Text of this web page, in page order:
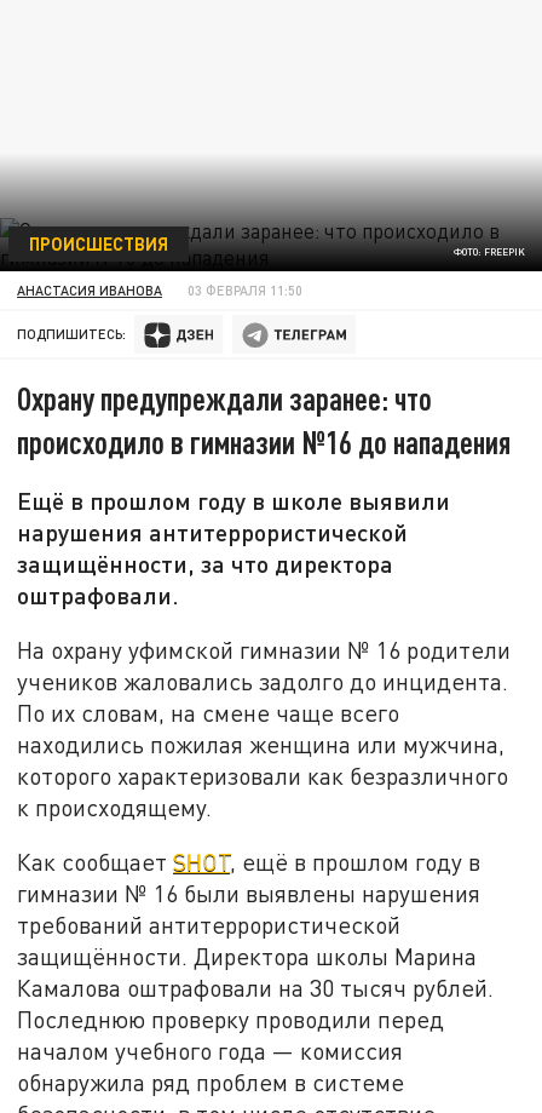
ФОТО: FREEPIK
ПРОИСШЕСТВИЯ
АНАСТАСИЯ ИВАНОВА 03 ФЕВРАЛЯ 11:50
ПОДПИШИТЕСЬ:
Охрану предупреждали заранее: что
происходило в гимназии №16 до нападения
Ещё в прошлом году в школе выявили
нарушения антитеррористической
защищённости, за что директора
оштрафовали.
На охрану уфимской гимназии № 16 родители
учеников жаловались задолго до инцидента.
По их словам, на смене чаще всего
находились пожилая женщина или мужчина,
которого характеризовали как безразличного
к происходящему.
Как сообщаетSHOT, ещё в прошлом году в
гимназии № 16 были выявлены нарушения
требований антитеррористической
защищённости. Директора школы Марина
Камалова оштрафовали на 30 тысяч рублей.
Последнюю проверку проводили перед
началом учебного года — комиссия
обнаружила ряд проблем в системе